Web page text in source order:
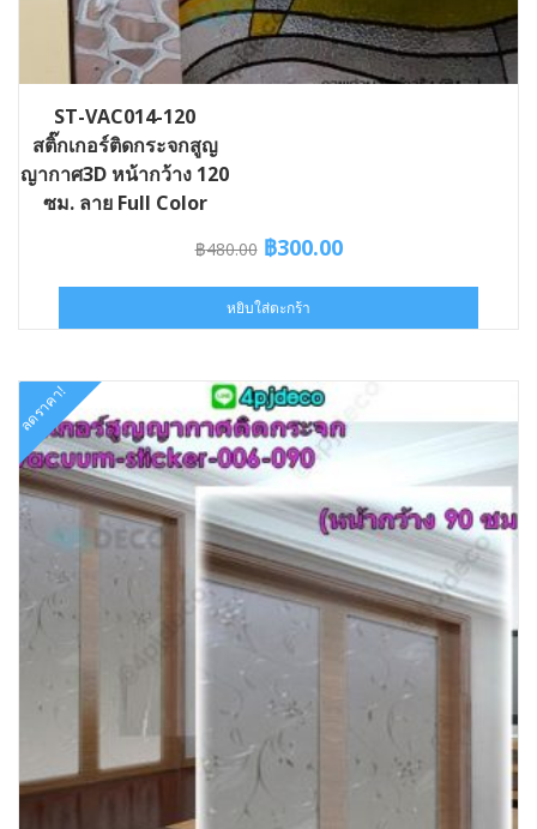
ST-VAC014-120
สติ๊กเกอร์ติดกระจกสูญ
ญากาศ3D หน้ากว้าง 120
ซม. ลาย Full Color
฿480.00 Original
was:
฿300.00Current
หยิบใส่ตะกร้า
ลดราคา!